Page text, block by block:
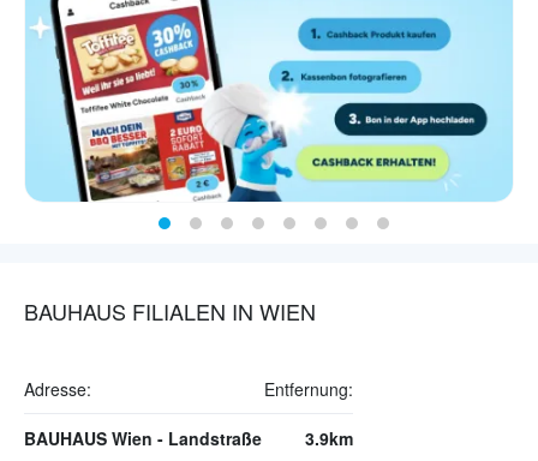
BAUHAUS FILIALEN IN WIEN
Adresse: Entfernung:
BAUHAUS Wien - Landstraße 3.9km